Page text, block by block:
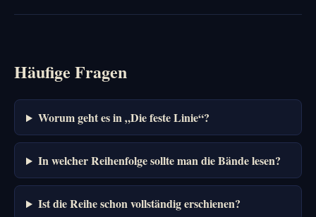
Häufige Fragen
Worum geht es in „Die feste Linie“?
In welcher Reihenfolge sollte man die Bände lesen?
Ist die Reihe schon vollständig erschienen?